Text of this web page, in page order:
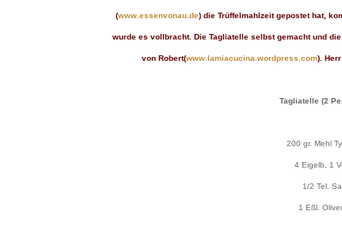
(www.essenvonau.de) die Trüffelmahlzeit gepostet hat,
wurde es vollbracht. Die Tagliatelle selbst gemacht und
von Robert(www.lamiacucina.wordpress.com).
Tagliatelle (2
200 gr. Mehl
4 Eigelb, 1
1/2 Tel.
1 Eßl.